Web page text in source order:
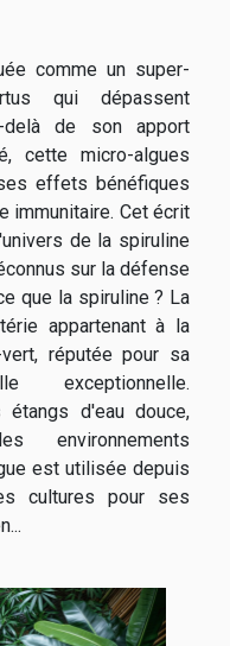
comme un super-
qui dépassent
delà de son apport
cette micro-algues
effets bénéfiques
immunitaire. Cet écrit
de la spiruline
sur la défense
que la spiruline ? La
appartenant à la
réputée pour sa
exceptionnelle.
d'eau douce,
environnements
est utilisée depuis
cultures pour ses